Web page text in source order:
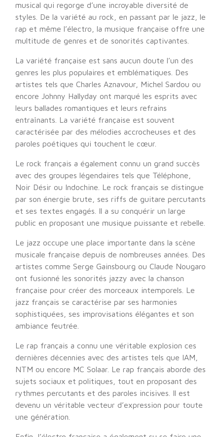
musical qui regorge d’une incroyable diversité de
styles. De la variété au rock, en passant par le jazz, le
rap et même l’électro, la musique française offre une
multitude de genres et de sonorités captivantes.
La variété française est sans aucun doute l’un des
genres les plus populaires et emblématiques. Des
artistes tels que Charles Aznavour, Michel Sardou ou
encore Johnny Hallyday ont marqué les esprits avec
leurs ballades romantiques et leurs refrains
entraînants. La variété française est souvent
caractérisée par des mélodies accrocheuses et des
paroles poétiques qui touchent le cœur.
Le rock français a également connu un grand succès
avec des groupes légendaires tels que Téléphone,
Noir Désir ou Indochine. Le rock français se distingue
par son énergie brute, ses riffs de guitare percutants
et ses textes engagés. Il a su conquérir un large
public en proposant une musique puissante et rebelle.
Le jazz occupe une place importante dans la scène
musicale française depuis de nombreuses années. Des
artistes comme Serge Gainsbourg ou Claude Nougaro
ont fusionné les sonorités jazzy avec la chanson
française pour créer des morceaux intemporels. Le
jazz français se caractérise par ses harmonies
sophistiquées, ses improvisations élégantes et son
ambiance feutrée.
Le rap français a connu une véritable explosion ces
dernières décennies avec des artistes tels que IAM,
NTM ou encore MC Solaar. Le rap français aborde des
sujets sociaux et politiques, tout en proposant des
rythmes percutants et des paroles incisives. Il est
devenu un véritable vecteur d’expression pour toute
une génération.